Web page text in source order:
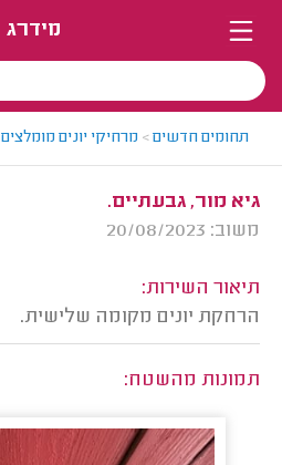
מידרג
תחומים חדשים> מרחיקי יונים מומלצים
גיא מור, גבעתיים.
משוב: 20/08/2023
תיאור השירות:
הרחקת יונים מקומה שלישית.
תמונות מהשטח: